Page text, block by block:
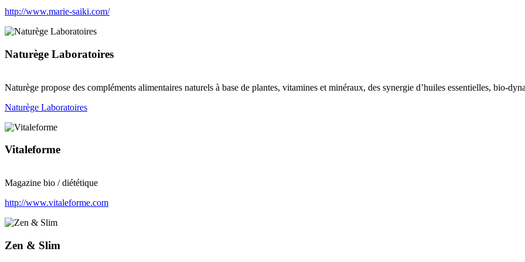
http://www.marie-saiki.com/
Naturège Laboratoires
Naturège propose des compléments alimentaires naturels à base de plantes, vitamines et minéraux, des synergie d’huiles essentielles, bio-
Naturège Laboratoires
Vitaleforme
Magazine bio / diététique
http://www.vitaleforme.com
Zen & Slim